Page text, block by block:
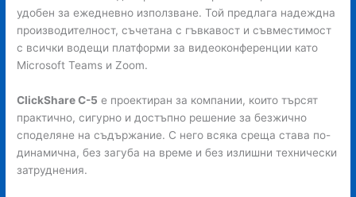
удобен за ежедневно използване. Той предлага надеждна
производителност, съчетана с гъвкавост и съвместимост
с всички водещи платформи за видеоконференции като
Microsoft Teams и Zoom.
ClickShare C-5 е проектиран за компании, които търсят
практично, сигурно и достъпно решение за безжично
споделяне на съдържание. С него всяка среща става по-
динамична, без загуба на време и без излишни технически
затруднения.